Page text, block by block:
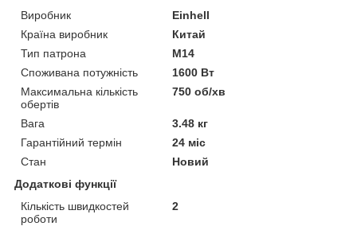
Виробник
Einhell
Країна виробник
Китай
Тип патрона
M14
Споживана потужність
1600 Вт
Максимальна кількість
обертів
750 об/хв
Вага
3.48 кг
Гарантійний термін
24 міс
Стан
Новий
Додаткові функції
Кількість швидкостей
роботи
2